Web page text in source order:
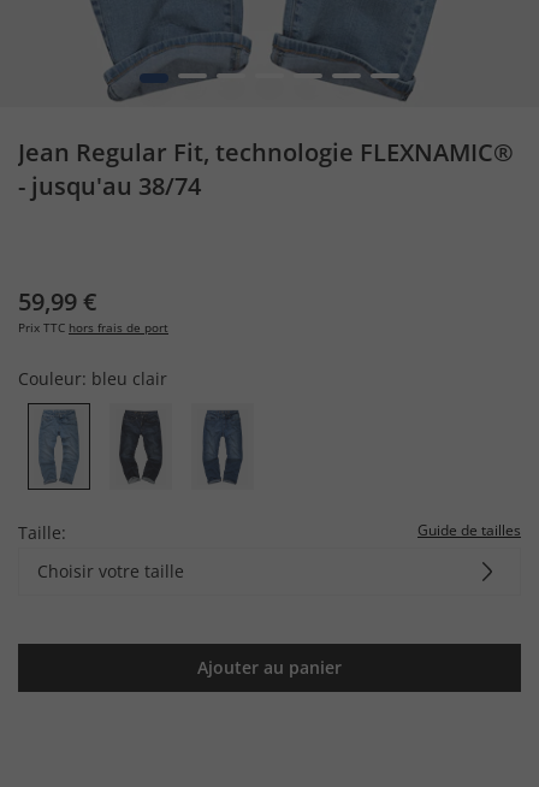
1 2 6 7
Jean Regular Fit, technologie FLEXNAMIC®
- jusqu'au 38/74
59,99 €
Prix TTC hors frais de port
Couleur: bleu clair
Taille: Guide de tailles
Choisir votre taille
Ajouter au panier